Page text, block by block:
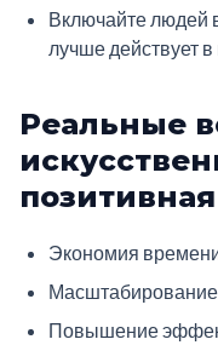
Включайте людей
лучше действует в
Реальные
Экономия
Масштабирование
Повышение